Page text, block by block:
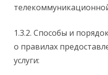
1.3.2. Способы и
о правилах
услуги: